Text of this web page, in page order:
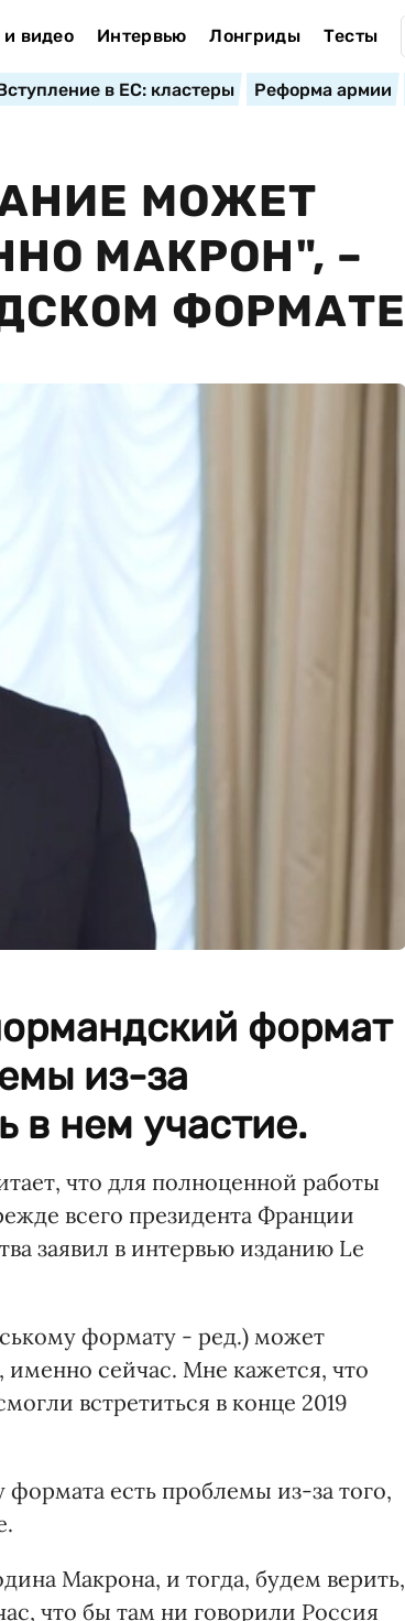
видео Интервью Лонгриды Тесты
в ЕС: кластеры Реформа армии
МОЖЕТ
МАКРОН", –
ФОРМАТЕ
формат
из-за
в нем участие.
что для полноценной работы
всего президента Франции
заявил в интервью изданию Le
формату - ред.) может
сейчас. Мне кажется, что
встретиться в конце 2019
формата есть проблемы из-за того,
Макрона, и тогда, будем верить,
что бы там ни говорили Россия